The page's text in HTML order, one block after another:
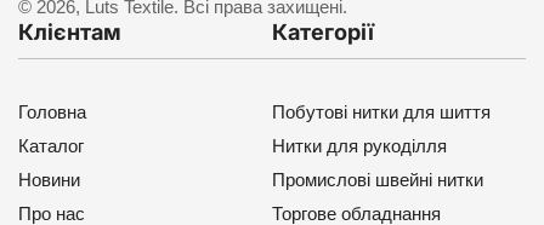
© 2026, Luts Textile. Всі права захищені.
Клієнтам
Головна
Каталог
Новини
Про нас
Категорії
Побутові нитки для шиття
Нитки для рукоділля
Промислові швейні нитки
Торгове обладнання